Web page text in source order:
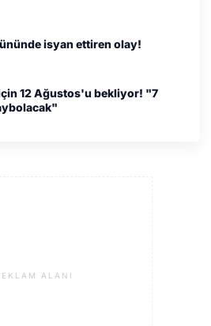
isyan ettiren olay!
12 Ağustos'u bekliyor! "7
ALANI